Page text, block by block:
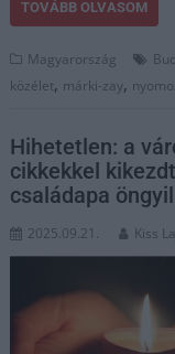
TOVÁBB OLVASOM
Magyarország
közélet, márki-zay,
Hihetetlen: a
cikkekkel
családapa
2025.09.21. Kiss